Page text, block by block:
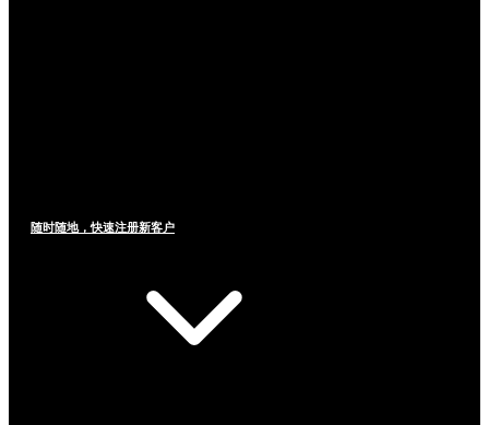
随时随地，快速注册新客户